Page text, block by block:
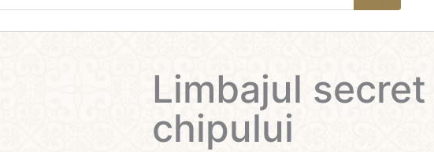
Limbajul secret
chipului